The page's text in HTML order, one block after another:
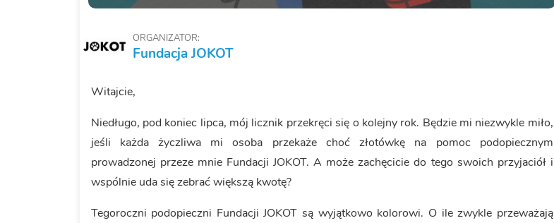
ORGANIZATOR:
Fundacja JOKOT
Witajcie,
Niedługo, pod koniec lipca, mój licznik przekręci się o kolejny rok. Będzie mi niezwykle miło,
jeśli każda życzliwa mi osoba przekaże choć złotówkę na pomoc podopiecznym
prowadzonej przeze mnie Fundacji JOKOT. A może zachęcicie do tego swoich przyjaciół i
wspólnie uda się zebrać większą kwotę?
Tegoroczni podopieczni Fundacji JOKOT są wyjątkowo kolorowi. O ile zwykle przeważają